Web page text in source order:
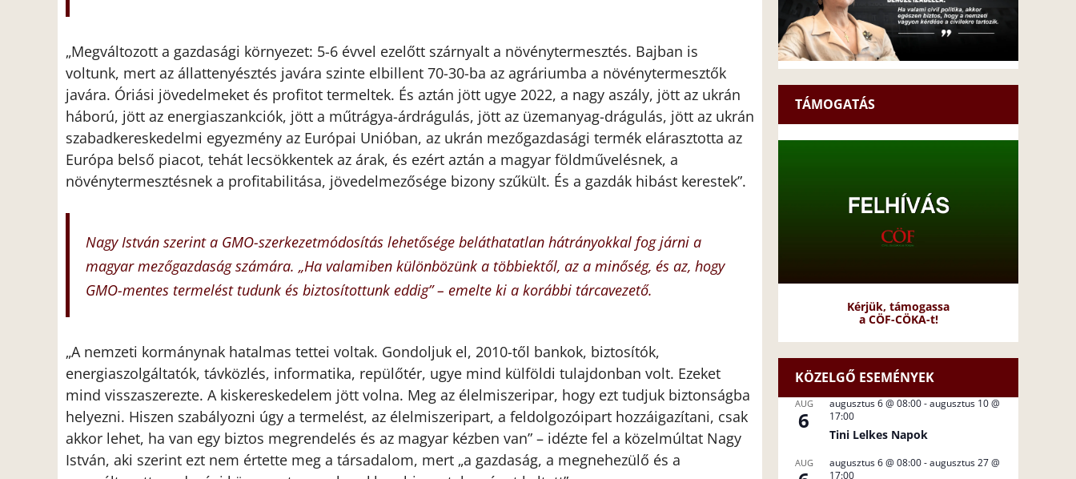
„Megváltozott a gazdasági környezet: 5-6 évvel ezelőtt szárnyalt a növénytermesztés. Bajban is
voltunk, mert az állattenyésztés javára szinte elbillent 70-30-ba az agráriumba a növénytermesztők
javára. Óriási jövedelmeket és profitot termeltek. És aztán jött ugye 2022, a nagy aszály, jött az ukrán
háború, jött az energiaszankciók, jött a műtrágya-árdrágulás, jött az üzemanyag-drágulás, jött az ukrán
szabadkereskedelmi egyezmény az Európai Unióban, az ukrán mezőgazdasági termék elárasztotta az
Európa belső piacot, tehát lecsökkentek az árak, és ezért aztán a magyar földművelésnek, a
növénytermesztésnek a profitabilitása, jövedelmezősége bizony szűkült. És a gazdák hibást kerestek”.
Nagy István szerint a GMO-szerkezetmódosítás lehetősége beláthatatlan hátrányokkal fog járni a
magyar mezőgazdaság számára. „Ha valamiben különbözünk a többiektől, az a minőség, és az, hogy
GMO-mentes termelést tudunk és biztosítottunk eddig” – emelte ki a korábbi tárcavezető.
„A nemzeti kormánynak hatalmas tettei voltak. Gondoljuk el, 2010-től bankok, biztosítók,
energiaszolgáltatók, távközlés, informatika, repülőtér, ugye mind külföldi tulajdonban volt. Ezeket
mind visszaszerezte. A kiskereskedelem jött volna. Meg az élelmiszeripar, hogy ezt tudjuk biztonságba
helyezni. Hiszen szabályozni úgy a termelést, az élelmiszeripart, a feldolgozóipart hozzáigazítani, csak
akkor lehet, ha van egy biztos megrendelés és az magyar kézben van” – idézte fel a közelmúltat Nagy
István, aki szerint ezt nem értette meg a társadalom, mert „a gazdaság, a megnehezülő és a
TÁMOGATÁS
Kérjük, támogassa
a CÖF-CÖKA-t!
KÖZELGŐ ESEMÉNYEK
AUG
6
augusztus 6 @ 08:00-augusztus 10 @
17:00
Tini Lelkes Napok
AUG augusztus 6 @ 08:00-augusztus 27 @
17:00